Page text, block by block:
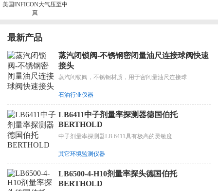
美国INFICON大气压至中
真
最新产品
蒸汽闭锁阀-不锈钢密闭量油尺连接球阀快速
接头
蒸汽闭锁阀，不锈钢材质，用于密闭量油尺连接球
石油行业仪器
LB6411中子剂量率探测器德国伯托
BERTHOLD
中子剂量率探测器LB 6411具有极高的灵敏度
其它环境监测仪器
LB6500-4-H10剂量率探头德国伯托
BERTHOLD